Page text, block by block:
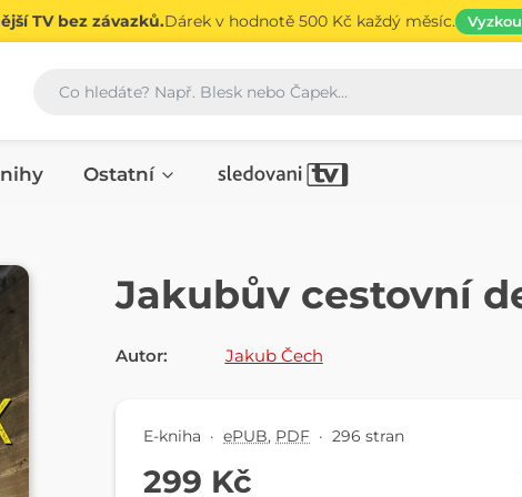
TV bez závazků.Dárek v hodnotě 500 Kč každý měsíc.
Vyhledávání
Ostatní
E-KNIHA
Jakubův cestovní
Autor: Jakub Čech
E-kniha · ePUB, PDF · 296 stran
299 Kč